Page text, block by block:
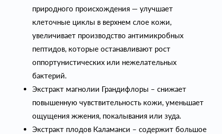
природного происхождения — улучшает
клеточные циклы в верхнем слое кожи,
увеличивает производство антимикробных
пептидов, которые останавливают рост
оппортунистических или нежелательных
бактерий.
Экстракт магнолии Грандифлоры – снижает
повышенную чувствительность кожи, уменьшает
ощущения жжения, покалывания или зуда.
Экстракт плодов Каламанси – содержит большое